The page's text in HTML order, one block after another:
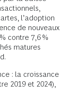
l’adoption
de nouveaux
contre 7,6 %
matures
: la croissance
2019 et 2024),